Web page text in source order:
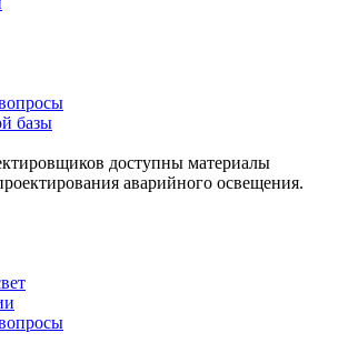
базы
доступны материалы
аварийного освещения.